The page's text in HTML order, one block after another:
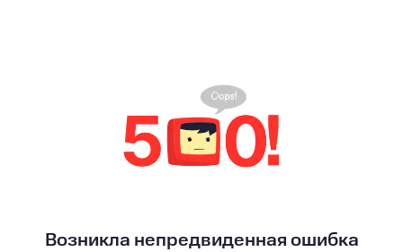
Возникла непредвиденная ошибка